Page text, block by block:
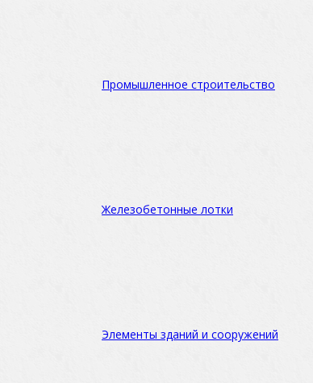
Промышленное строительство
Железобетонные лотки
Элементы зданий и сооружений